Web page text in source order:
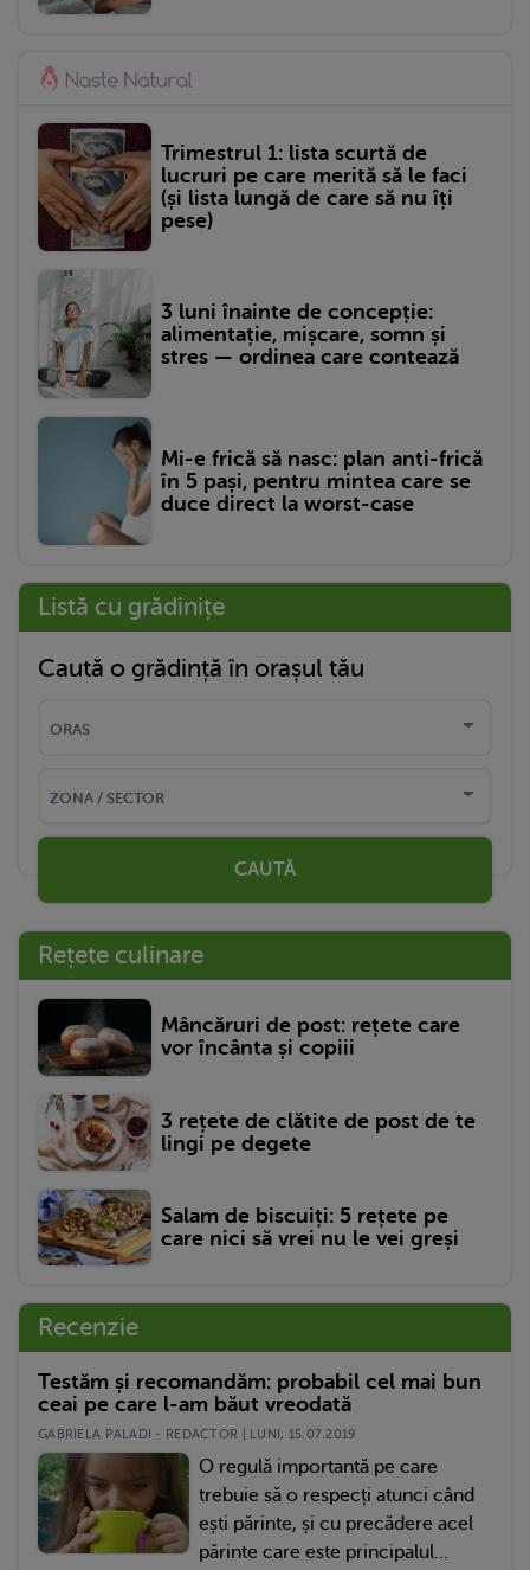
Trimestrul 1: lista scurtă de
lucruri pe care merită să le faci
(și lista lungă de care să nu îți
pese)
3 luni înainte de concepție:
alimentație, mișcare, somn și
stres — ordinea care contează
Mi-e frică să nasc: plan anti-frică
în 5 pași, pentru mintea care se
duce direct la worst-case
Listă cu grădinițe
Caută o grădință în orașul tău
CAUTĂ
Rețete culinare
Mâncăruri de post: rețete care
vor încânta și copiii
3 rețete de clătite de post de te
lingi pe degete
Salam de biscuiți: 5 rețete pe
care nici să vrei nu le vei greși
Recenzie
Testăm și recomandăm: probabil cel mai bun
ceai pe care l-am băut vreodată
GABRIELA PALADI - REDACTOR | LUNI, 15.07.2019
O regulă importantă pe care
trebuie să o respecți atunci când
ești părinte, și cu precădere acel
părinte care este principalul...